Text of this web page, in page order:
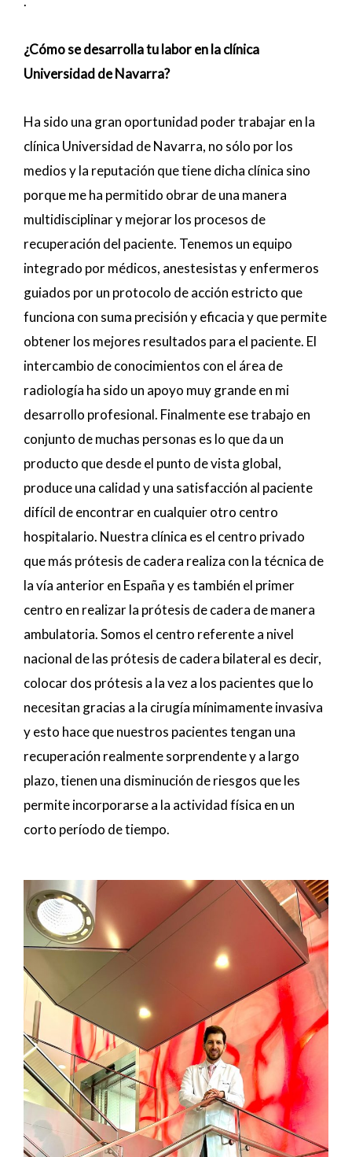
¿Cómo se desarrolla tu labor en la clínica
Universidad de Navarra?
Ha sido una gran oportunidad poder trabajar en la
clínica Universidad de Navarra, no sólo por los
medios y la reputación que tiene dicha clínica sino
porque me ha permitido obrar de una manera
multidisciplinar y mejorar los procesos de
recuperación del paciente. Tenemos un equipo
integrado por médicos, anestesistas y enfermeros
guiados por un protocolo de acción estricto que
funciona con suma precisión y eficacia y que permite
obtener los mejores resultados para el paciente. El
intercambio de conocimientos con el área de
radiología ha sido un apoyo muy grande en mi
desarrollo profesional. Finalmente ese trabajo en
conjunto de muchas personas es lo que da un
producto que desde el punto de vista global,
produce una calidad y una satisfacción al paciente
difícil de encontrar en cualquier otro centro
hospitalario. Nuestra clínica es el centro privado
que más prótesis de cadera realiza con la técnica de
la vía anterior en España y es también el primer
centro en realizar la prótesis de cadera de manera
ambulatoria. Somos el centro referente a nivel
nacional de las prótesis de cadera bilateral es decir,
colocar dos prótesis a la vez a los pacientes que lo
necesitan gracias a la cirugía mínimamente invasiva
y esto hace que nuestros pacientes tengan una
recuperación realmente sorprendente y a largo
plazo, tienen una disminución de riesgos que les
permite incorporarse a la actividad física en un
corto período de tiempo.